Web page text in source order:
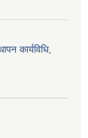
कार्यविधि,